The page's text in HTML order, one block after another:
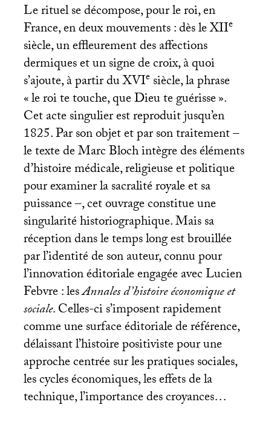
Le rituel se décompose, pour le roi, en
France, en deux mouvements : dès leXIIe
siècle, un effleurement des affections
dermiques et un signe de croix, à quoi
s’ajoute, à partir duXVIesiècle, la phrase
«le roi te touche, que Dieu te guérisse».
Cet acte singulier est reproduit jusqu’en
1825. Par son objet et par son traitement –
le texte de Marc Bloch intègre des éléments
d’histoire médicale, religieuse et politique
pour examiner la sacralité royale et sa
puissance –, cet ouvrage constitue une
singularité historiographique. Mais sa
réception dans le temps long est brouillée
par l’identité de son auteur, connu pour
l’innovation éditoriale engagée avec Lucien
Febvre : lesAnnales d’histoire économique et
sociale. Celles-ci s’imposent rapidement
comme une surface éditoriale de référence,
délaissant l’histoire positiviste pour une
approche centrée sur les pratiques sociales,
les cycles économiques, les effets de la
technique, l’importance des croyances…